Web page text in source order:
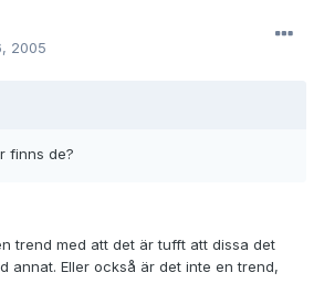
2005
finns de?
trend med att det är tufft att dissa det
annat. Eller också är det inte en trend,